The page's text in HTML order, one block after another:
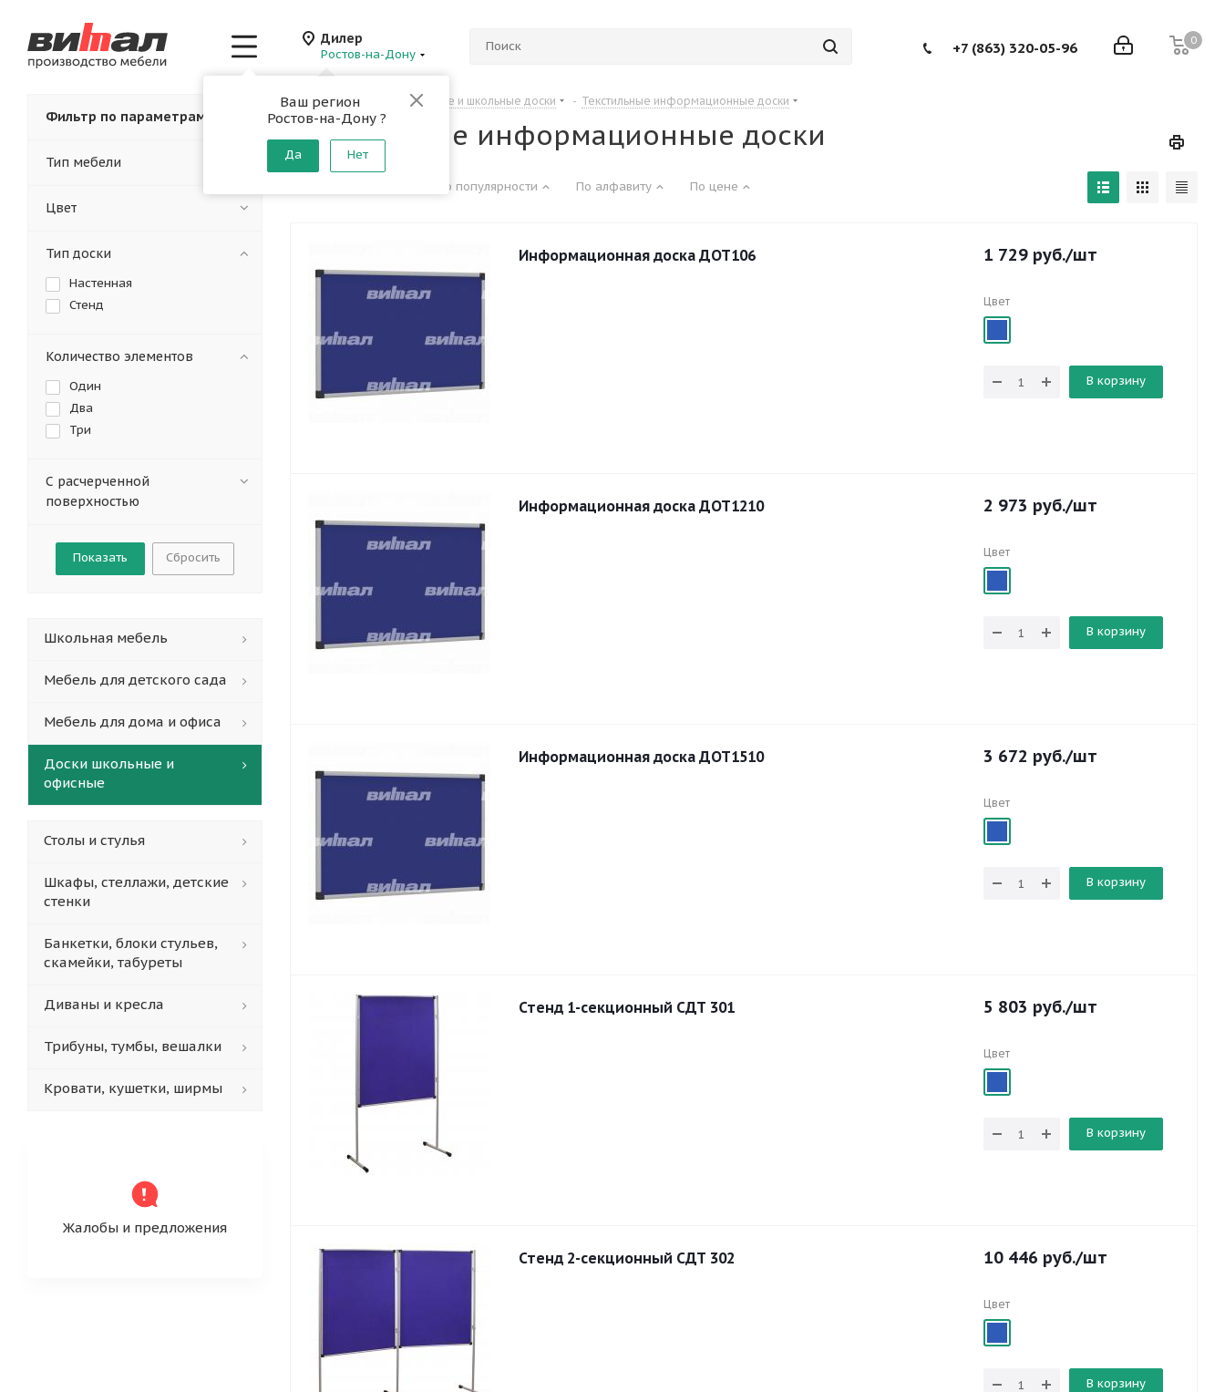
Дилер
Ростов-на-Дону
Ваш регион
Ростов-на-Дону ?
Да Нет
0
+7 (863) 320-05-96
Главная - Каталог Офисные и школьные доски - Текстильные информационные доски
Текстильные информационные доски
По популярности По алфавиту По цене
Информационная доска ДОТ106 1 729 руб./шт
Цвет
В корзину
Информационная доска ДОТ1210 2 973 руб./шт
Цвет
В корзину
Информационная доска ДОТ1510 3 672 руб./шт
Цвет
В корзину
Стенд 1-секционный СДТ 301 5 803 руб./шт
Цвет
В корзину
Стенд 2-секционный СДТ 302 10 446 руб./шт
Цвет
В корзину
Фильтр по параметрам
Тип мебели
Цвет
Тип доски
Настенная
Стенд
Количество элементов
Один
Два
Три
С расчерченной
поверхностью
Сбросить
Школьная мебель
Мебель для детского сада
Мебель для дома и офиса
Доски школьные и
офисные
Столы и стулья
Шкафы, стеллажи, детские
стенки
Банкетки, блоки стульев,
скамейки, табуреты
Диваны и кресла
Трибуны, тумбы, вешалки
Кровати, кушетки, ширмы
Жалобы и предложения